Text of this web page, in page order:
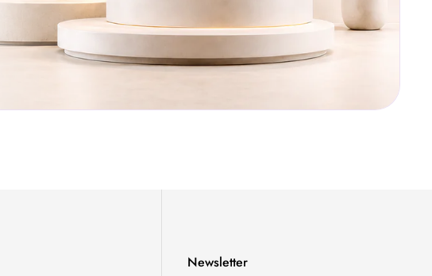
Newsletter